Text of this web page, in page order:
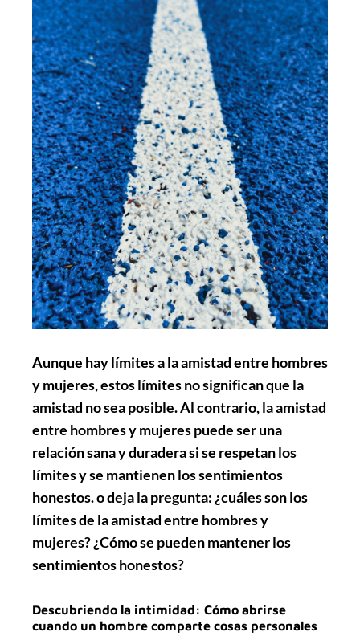
Aunque hay límites a la amistad entre hombres
y mujeres, estos límites no significan que la
amistad no sea posible. Al contrario, la amistad
entre hombres y mujeres puede ser una
relación sana y duradera si se respetan los
límites y se mantienen los sentimientos
honestos. o deja la pregunta: ¿cuáles son los
límites de la amistad entre hombres y
mujeres? ¿Cómo se pueden mantener los
sentimientos honestos?
Descubriendo la intimidad: Cómo abrirse
cuando un hombre comparte cosas personales